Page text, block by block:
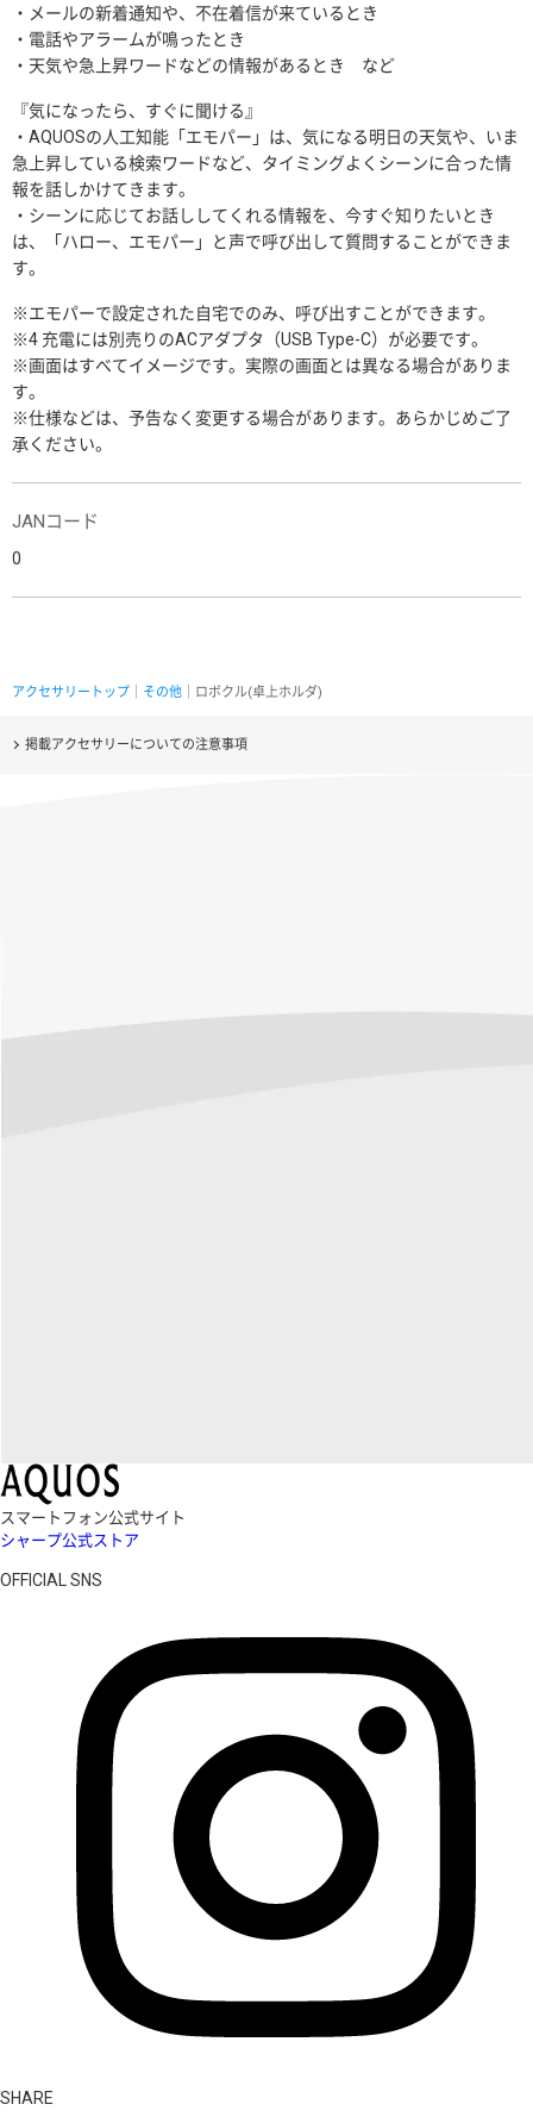
・メールの新着通知や、不在着信が来ているとき
・電話やアラームが鳴ったとき
・天気や急上昇ワードなどの情報があるとき など
『気になったら、すぐに聞ける』
・AQUOSの人工知能「エモパー」は、気になる明日の天気や、いま
急上昇している検索ワードなど、タイミングよくシーンに合った情
報を話しかけてきます。
・シーンに応じてお話ししてくれる情報を、今すぐ知りたいとき
は、「ハロー、エモパー」と声で呼び出して質問することができま
す。
※エモパーで設定された自宅でのみ、呼び出すことができます。
※4 充電には別売りのACアダプタ（USB Type-C）が必要です。
※画面はすべてイメージです。実際の画面とは異なる場合がありま
す。
※仕様などは、予告なく変更する場合があります。あらかじめご了
承ください。
JANコード
0
アクセサリートップ その他 ｜ロボクル(卓上ホルダ)
掲載アクセサリーについての注意事項
スマートフォン公式サイト
シャープ公式ストア
OFFICIAL SNS
SHARE